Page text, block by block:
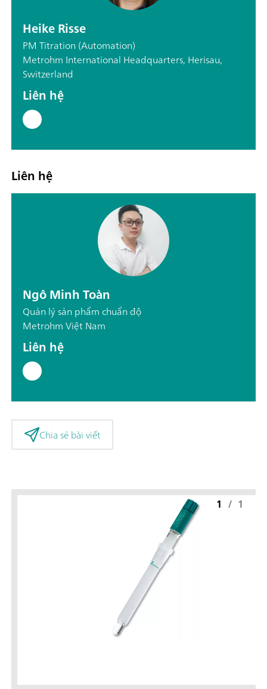
Heike Risse
PM Titration (Automation)
Metrohm International Headquarters, Herisau,
Switzerland
Liên hệ
Liên hệ
Ngô Minh Toàn
Quản lý sản phẩm chuẩn độ
Metrohm Việt Nam
Liên hệ
Chia sẻ bài viết
1 / 1